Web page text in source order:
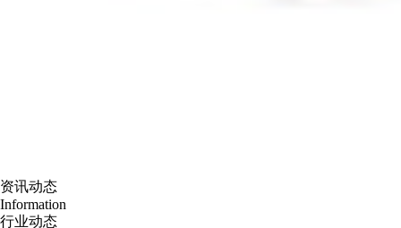
资讯动态
Information
行业动态